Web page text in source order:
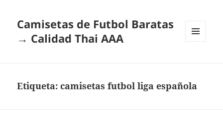
Camisetas de Futbol Baratas
→ Calidad Thai AAA
Etiqueta:camisetas futbol liga española